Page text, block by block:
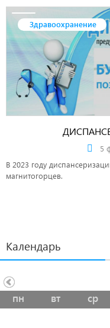
Здравоохранение
5
В 2023 году
магнитогорцев.
Календарь
пн вт ср